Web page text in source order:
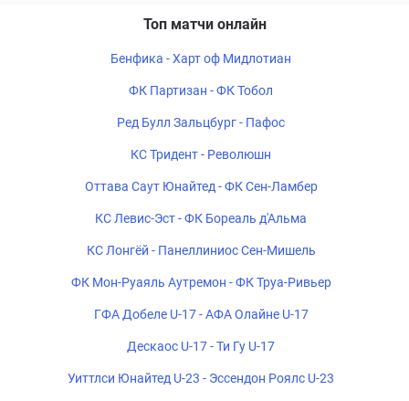
Топ матчи онлайн
Бенфика - Харт оф Мидлотиан
ФК Партизан - ФК Тобол
Ред Булл Зальцбург - Пафос
КС Тридент - Революшн
Оттава Саут Юнайтед - ФК Сен-Ламбер
КС Левис-Эст - ФК Бореаль д'Альма
КС Лонгёй - Панеллиниос Сен-Мишель
ФК Мон-Руаяль Аутремон - ФК Труа-Ривьер
ГФА Добеле U-17 - АФА Олайне U-17
Дескаос U-17 - Ти Гу U-17
Уиттлси Юнайтед U-23 - Эссендон Роялс U-23